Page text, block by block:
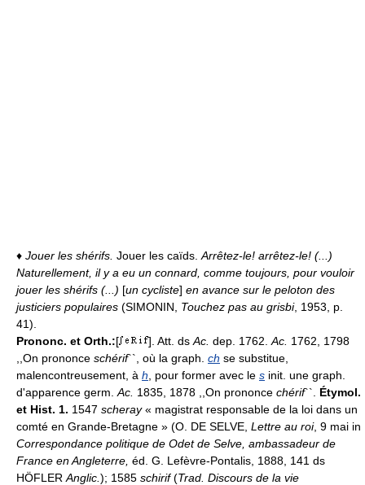
♦ Jouer les shérifs. Jouer les caïds. Arrêtez-le! arrêtez-le! (...)
Naturellement, il y a eu un connard, comme toujours, pour vouloir
jouer les shérifs (...) [un cycliste] en avance sur le peloton des
justiciers populaires (SIMONIN, Touchez pas au grisbi, 1953, p.
41).
Prononc. et Orth.:[ ]. Att. ds Ac. dep. 1762. Ac. 1762, 1798
,,On prononce schérif``, où la graph. ch se substitue,
malencontreusement, à h , pour former avec le s init. une graph.
d'apparence germ. Ac. 1835, 1878 ,,On prononce chérif``. Étymol.
et Hist. 1. 1547 scheray« magistrat responsable de la loi dans un
comté en Grande-Bretagne » (O. DE SELVE, Lettre au roi, 9 mai in
Correspondance politique de Odet de Selve, ambassadeur de
France en Angleterre, éd. G. Lefèvre-Pontalis, 1888, 141 ds
HÖFLER Anglic. ); 1585 schirif(Trad. Discours de la vie